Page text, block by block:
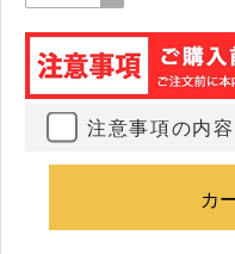
注意事項の内